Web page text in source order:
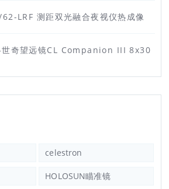
LRF 测距双光融合夜视仪热成像
世奇望远镜CL Companion III 8x30
celestron
HOLOSUN瞄准镜